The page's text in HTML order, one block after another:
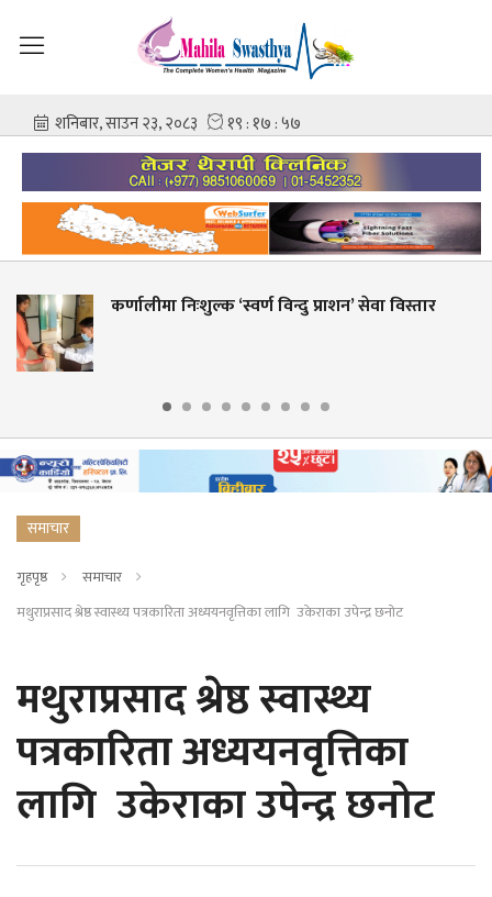
‘स्वर्ण विन्दु प्राशन’ सेवा विस्तार
शहीद
समाचार
गृहपृष्ठ
समाचार
मथुराप्रसाद श्रेष्ठ स्वास्थ्य पत्रकारिता अध्ययनवृत्तिका लागि उकेराका उपेन्द्र छनोट
मथुराप्रसाद श्रेष्ठ स्वास्थ्य
पत्रकारिता अध्ययनवृत्तिका
लागि उकेराका उपेन्द्र छनोट